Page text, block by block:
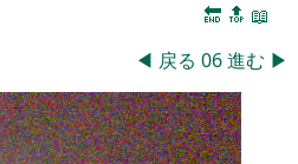
🔚 🔝 📖
◀ 戻る 06進む ▶